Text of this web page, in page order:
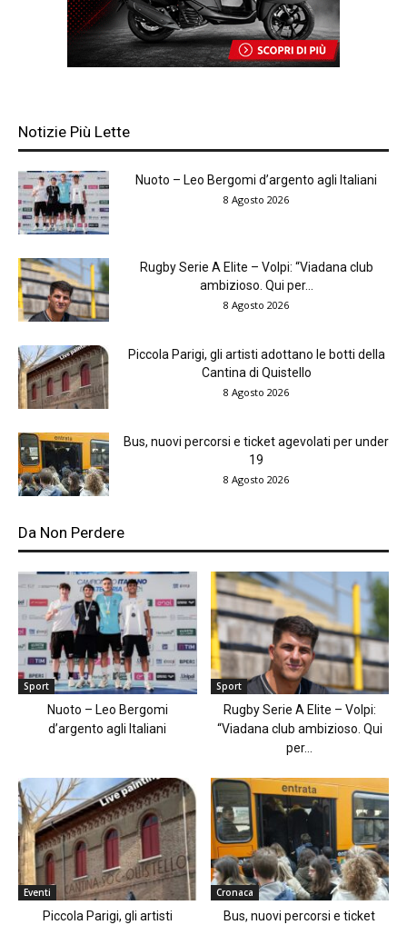
Notizie Più Lette
Nuoto – Leo Bergomi d’argento agli Italiani
8 Agosto 2026
Rugby Serie A Elite – Volpi: “Viadana club
ambizioso. Qui per...
8 Agosto 2026
Piccola Parigi, gli artisti adottano le botti della
Cantina di Quistello
8 Agosto 2026
Bus, nuovi percorsi e ticket agevolati per under
19
8 Agosto 2026
Da Non Perdere
Sport
Nuoto – Leo Bergomi
d’argento agli Italiani
Sport
Rugby Serie A Elite – Volpi:
“Viadana club ambizioso. Qui
per...
Eventi
Piccola Parigi, gli artisti
Cronaca
Bus, nuovi percorsi e ticket